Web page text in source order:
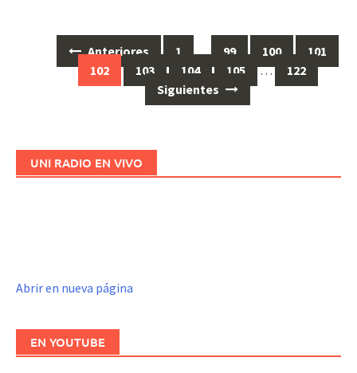
Anteriores 1 … 99 100
101
102
103 104 105 …
122
Siguientes
UNI RADIO EN VIVO
Abrir en nueva página
EN YOUTUBE